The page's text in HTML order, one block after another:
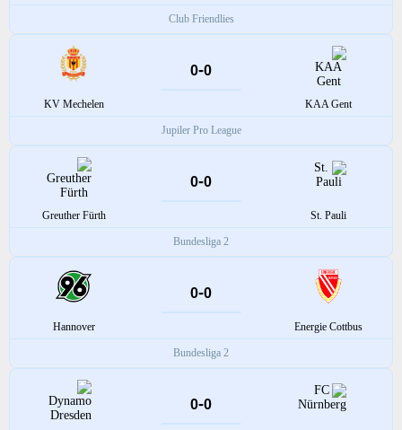
Club Friendlies
KAA Gent
0
-
0
KV Mechelen
Jupiler Pro League
St. Pauli
0
-
0
Greuther Fürth
Bundesliga 2
Energie Cottbus
0
-
0
Hannover
Bundesliga 2
0
-
0